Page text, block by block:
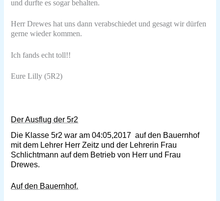
und durfte es sogar behalten.
Herr Drewes hat uns dann verabschiedet und gesagt wir dürfen
gerne wieder kommen.
Ich fands echt toll!!
Eure Lilly (5R2)
Der Ausflug der 5r2
Die Klasse 5r2 war am 04:05,2017 auf den Bauernhof
mit dem Lehrer Herr Zeitz und der Lehrerin Frau
Schlichtmann auf dem Betrieb von Herr und Frau
Drewes.
Auf den Bauernhof.